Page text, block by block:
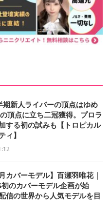
期新人ライバーの頂点はゆめ
頂点に立ち二冠獲得。プロラ
する初の試みも【トロピカル
ィ】
カバーモデル】百瀬羽唯花｜
のカバーモデル企画が始
信の世界から人気モデルを目